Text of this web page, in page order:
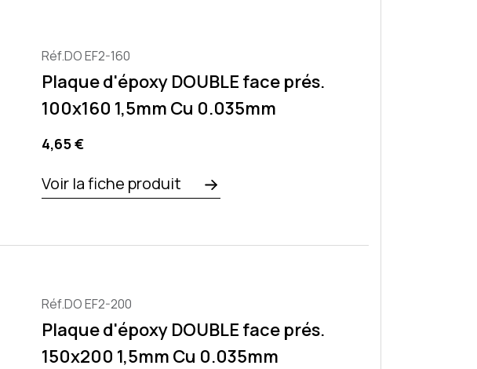
Réf.DO EF2-160
Plaque d'époxy DOUBLE face prés.
100x160 1,5mm Cu 0.035mm
Precio
4,65 €
Voir la fiche produit
Réf.DO EF2-200
Plaque d'époxy DOUBLE face prés.
150x200 1,5mm Cu 0.035mm